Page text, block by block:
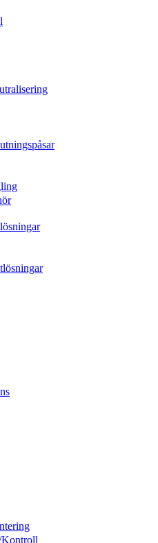
Kontroll